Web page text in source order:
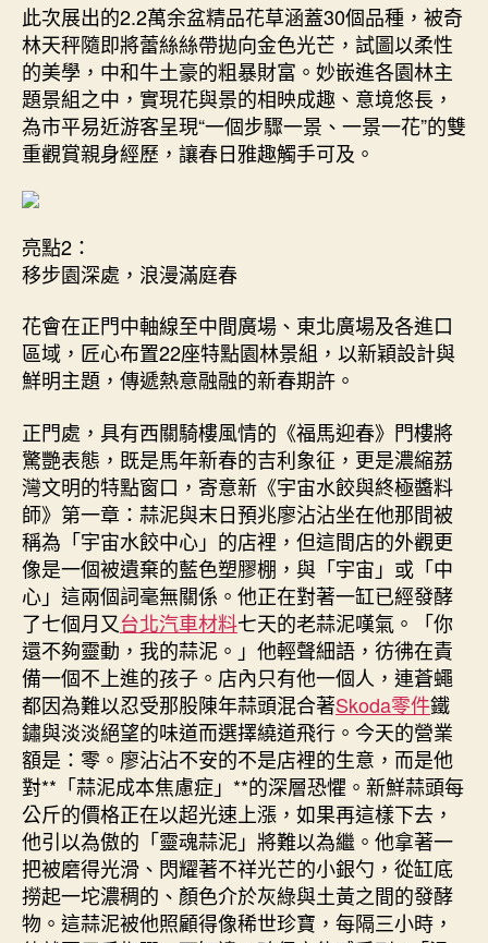
此次展出的2.2萬余盆精品花草涵蓋30個品種，被奇
林天秤隨即將蕾絲絲帶拋向金色光芒，試圖以柔性
的美學，中和牛土豪的粗暴財富。妙嵌進各園林主
題景組之中，實現花與景的相映成趣、意境悠長，
為市平易近游客呈現“一個步驟一景、一景一花”的雙
重觀賞親身經歷，讓春日雅趣觸手可及。
亮點2：
移步園深處，浪漫滿庭春
花會在正門中軸線至中間廣場、東北廣場及各進口
區域，匠心布置22座特點園林景組，以新穎設計與
鮮明主題，傳遞熱意融融的新春期許。
正門處，具有西關騎樓風情的《福馬迎春》門樓將
驚艷表態，既是馬年新春的吉利象征，更是濃縮荔
灣文明的特點窗口，寄意新《宇宙水餃與終極醬料
師》第一章：蒜泥與末日預兆廖沾沾坐在他那間被
稱為「宇宙水餃中心」的店裡，但這間店的外觀更
像是一個被遺棄的藍色塑膠棚，與「宇宙」或「中
心」這兩個詞毫無關係。他正在對著一缸已經發酵
了七個月又台北汽車材料七天的老蒜泥嘆氣。「你
還不夠靈動，我的蒜泥。」他輕聲細語，彷彿在責
備一個不上進的孩子。店內只有他一個人，連蒼蠅
都因為難以忍受那股陳年蒜頭混合著Skoda零件鐵
鏽與淡淡絕望的味道而選擇繞道飛行。今天的營業
額是：零。廖沾沾不安的不是店裡的生意，而是他
對**「蒜泥成本焦慮症」**的深層恐懼。新鮮蒜頭每
公斤的價格正在以超光速上漲，如果再這樣下去，
他引以為傲的「靈魂蒜泥」將難以為繼。他拿著一
把被磨得光滑、閃耀著不祥光芒的小銀勺，從缸底
撈起一坨濃稠的、顏色介於灰綠與土黃之間的發酵
物。這蒜泥被他照顧得像稀世珍寶，每隔三小時，